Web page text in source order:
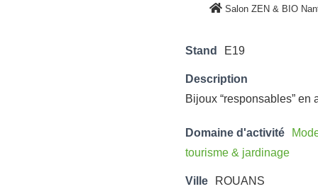
Salon ZEN & BIO
Stand E19
Description
Bijoux “responsables”
Domaine d'activité
tourisme & jardinage
Ville ROUANS